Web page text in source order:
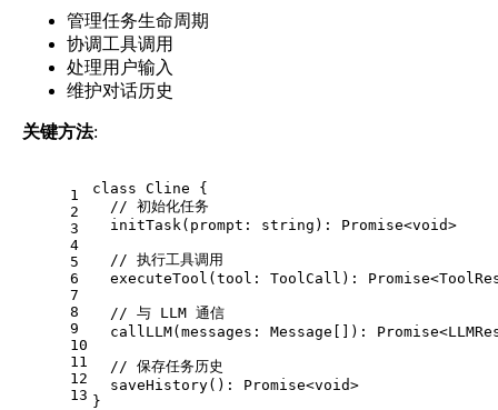
管理任务生命周期
协调工具调用
处理用户输入
维护对话历史
关键方法:
1
2
3
4
5
6
7
8
9
10
11
12
13
class Cline {
// 初始化任务
initTask( prompt : string ): Promise<void>
// 执行工具调用
executeTool ( tool : ToolCall ): Promise<
// 与 LLM 通信
callLLM( messages : Message []): Promise<
// 保存任务历史
saveHistory(): Promise<void>
}